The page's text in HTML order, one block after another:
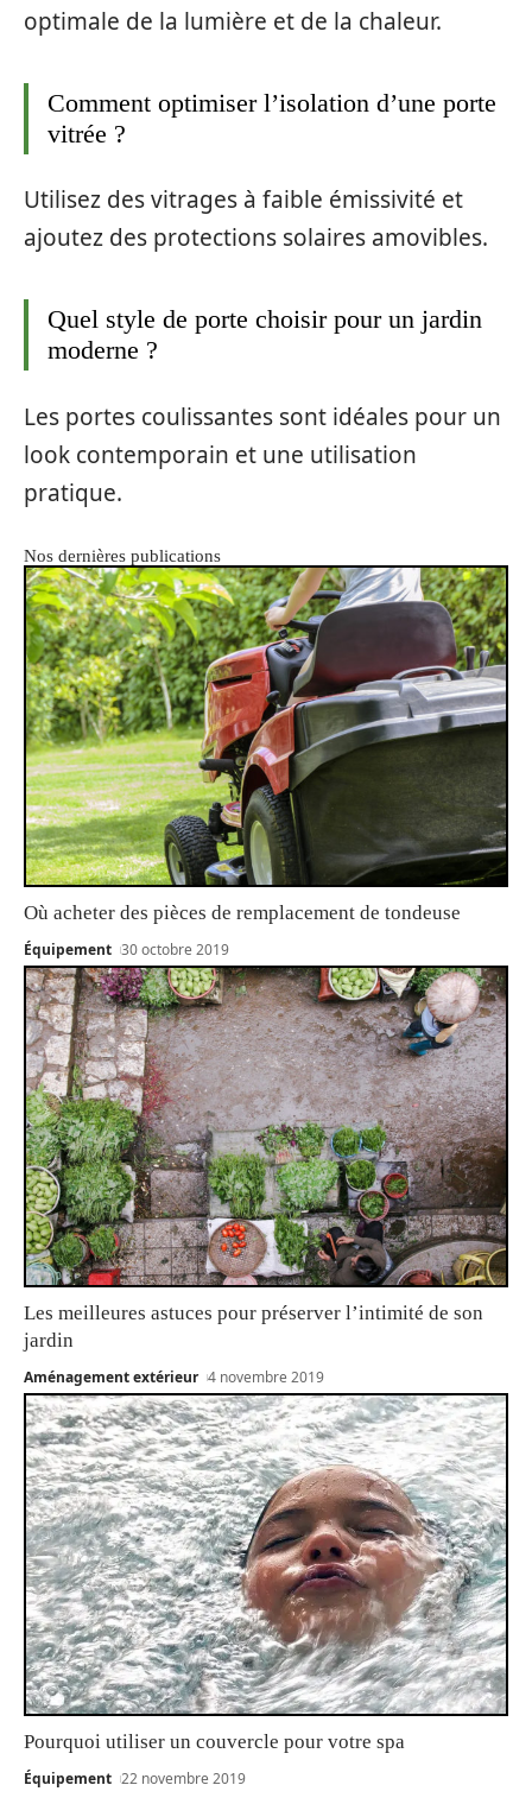
optimale de la lumière et de la chaleur.
Comment optimiser l’isolation d’une porte
vitrée ?
Utilisez des vitrages à faible émissivité et
ajoutez des protections solaires amovibles.
Quel style de porte choisir pour un jardin
moderne ?
Les portes coulissantes sont idéales pour un
look contemporain et une utilisation
pratique.
Nos dernières publications
Où acheter des pièces de remplacement de tondeuse
Équipement 30 octobre 2019
Les meilleures astuces pour préserver l’intimité de son
jardin
Aménagement extérieur 4 novembre 2019
Pourquoi utiliser un couvercle pour votre spa
Équipement 22 novembre 2019